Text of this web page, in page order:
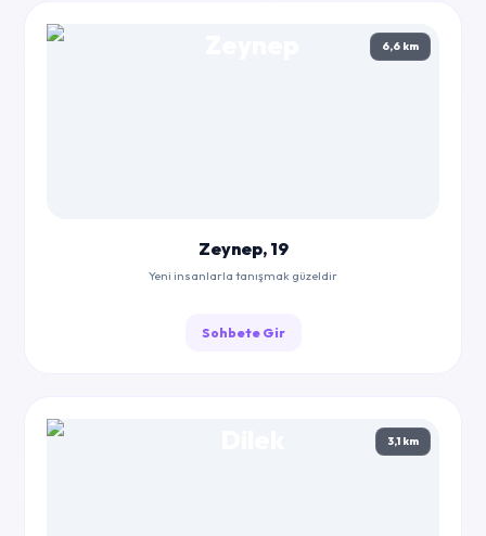
6,6 km
Zeynep, 19
Yeni insanlarla tanışmak güzeldir
Sohbete Gir
3,1 km